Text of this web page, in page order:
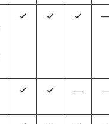
4 4 4
4 4 —